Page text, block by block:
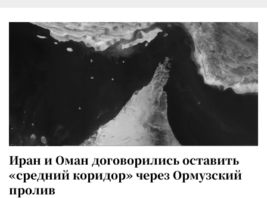
Иран и Оман договорились оставить
«средний коридор» через Ормузский
пролив